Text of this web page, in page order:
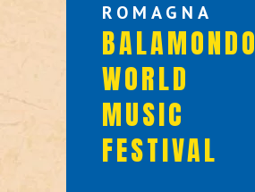
ROMAGNA
BALAMONDO
WORLD
MUSIC
FESTIVAL